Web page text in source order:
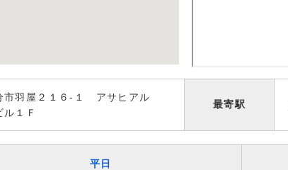
市羽屋２１６-１ アサヒアル
１Ｆ
最寄駅
平日